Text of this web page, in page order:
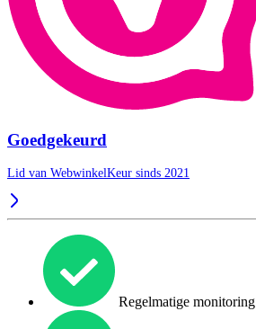
Goedgekeurd
Lid van WebwinkelKeur sinds 2021
Regelmatige monitoring